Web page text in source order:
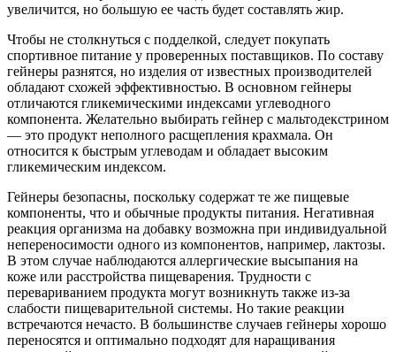
увеличится, но большую ее часть будет составлять жир.
Чтобы не столкнуться с подделкой, следует покупать
спортивное питание у проверенных поставщиков. По составу
гейнеры разнятся, но изделия от известных производителей
обладают схожей эффективностью. В основном гейнеры
отличаются гликемическими индексами углеводного
компонента. Желательно выбирать гейнер с мальтодекстрином
— это продукт неполного расщепления крахмала. Он
относится к быстрым углеводам и обладает высоким
гликемическим индексом.
Гейнеры безопасны, поскольку содержат те же пищевые
компоненты, что и обычные продукты питания. Негативная
реакция организма на добавку возможна при индивидуальной
непереносимости одного из компонентов, например, лактозы.
В этом случае наблюдаются аллергические высыпания на
коже или расстройства пищеварения. Трудности с
перевариванием продукта могут возникнуть также из-за
слабости пищеварительной системы. Но такие реакции
встречаются нечасто. В большинстве случаев гейнеры хорошо
переносятся и оптимально подходят для наращивания